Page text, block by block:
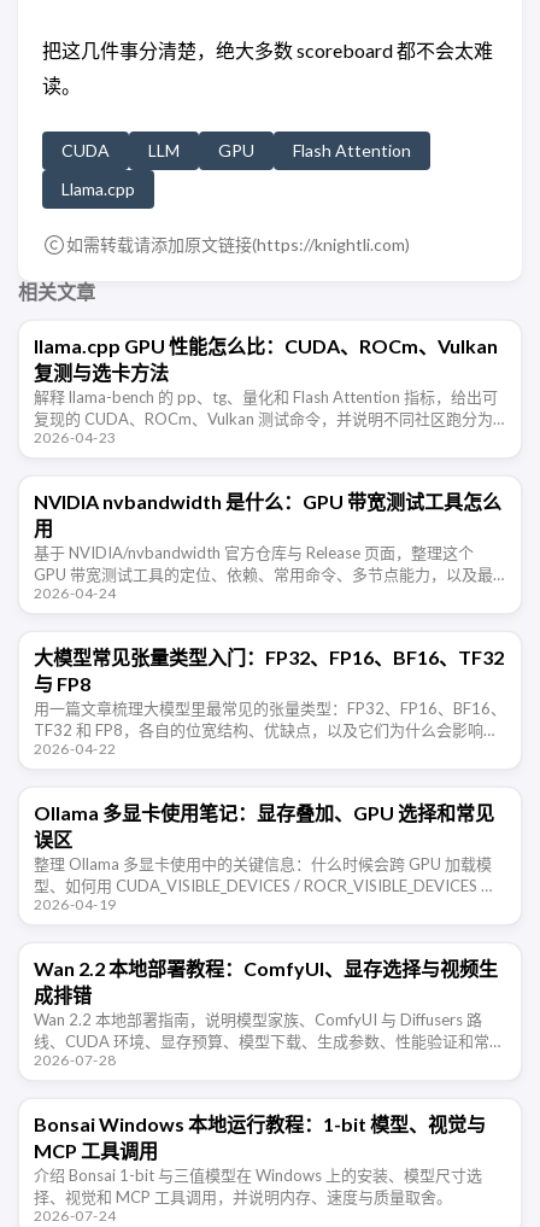
把这几件事分清楚，绝大多数 scoreboard 都不会太难
读。
CUDA LLM GPU
Flash Attention
Llama.cpp
如需转载请添加原文链接(https://knightli.com)
相关文章
llama.cpp GPU 性能怎么比：CUDA、ROCm、Vulkan
复测与选卡方法
解释 llama-bench 的 pp、tg、量化和 Flash Attention 指标，给出可
复现的 CUDA、ROCm、Vulkan 测试命令，并说明不同社区跑分为
何不能直接组成显卡天梯。
2026-04-23
NVIDIA nvbandwidth 是什么：GPU 带宽测试工具怎么
用
基于 NVIDIA/nvbandwidth 官方仓库与 Release 页面，整理这个
GPU 带宽测试工具的定位、依赖、常用命令、多节点能力，以及最
新 v0.9 更新点。
2026-04-24
大模型常见张量类型入门：FP32、FP16、BF16、TF32
与 FP8
用一篇文章梳理大模型里最常见的张量类型：FP32、FP16、BF16、
TF32 和 FP8，各自的位宽结构、优缺点，以及它们为什么会影响训
练与部署体验。
2026-04-22
Ollama 多显卡使用笔记：显存叠加、GPU 选择和常见
误区
整理 Ollama 多显卡使用中的关键信息：什么时候会跨 GPU 加载模
型、如何用 CUDA_VISIBLE_DEVICES / ROCR_VISIBLE_DEVICES 限
制显卡、显存是否能叠加、不 …
2026-04-19
Wan 2.2 本地部署教程：ComfyUI、显存选择与视频生
成排错
Wan 2.2 本地部署指南，说明模型家族、ComfyUI 与 Diffusers 路
线、CUDA 环境、显存预算、模型下载、生成参数、性能验证和常见
错误。
2026-07-28
Bonsai Windows 本地运行教程：1-bit 模型、视觉与
MCP 工具调用
介绍 Bonsai 1-bit 与三值模型在 Windows 上的安装、模型尺寸选
择、视觉和 MCP 工具调用，并说明内存、速度与质量取舍。
2026-07-24